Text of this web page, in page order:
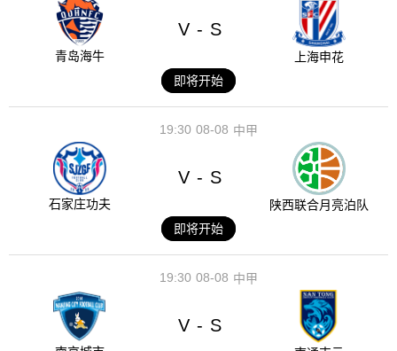
青岛海牛
V - S
上海申花
即将开始
08-08
19:30 中甲
石家庄功夫
V - S
陕西联合月亮泊队
即将开始
08-08
19:30 中甲
V - S